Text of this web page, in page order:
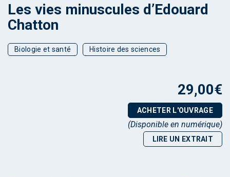
Les vies minuscules d’Edouard
Chatton
Biologie et santé Histoire des sciences
29,00€
ACHETER L'OUVRAGE
(Disponible en numérique)
LIRE UN EXTRAIT